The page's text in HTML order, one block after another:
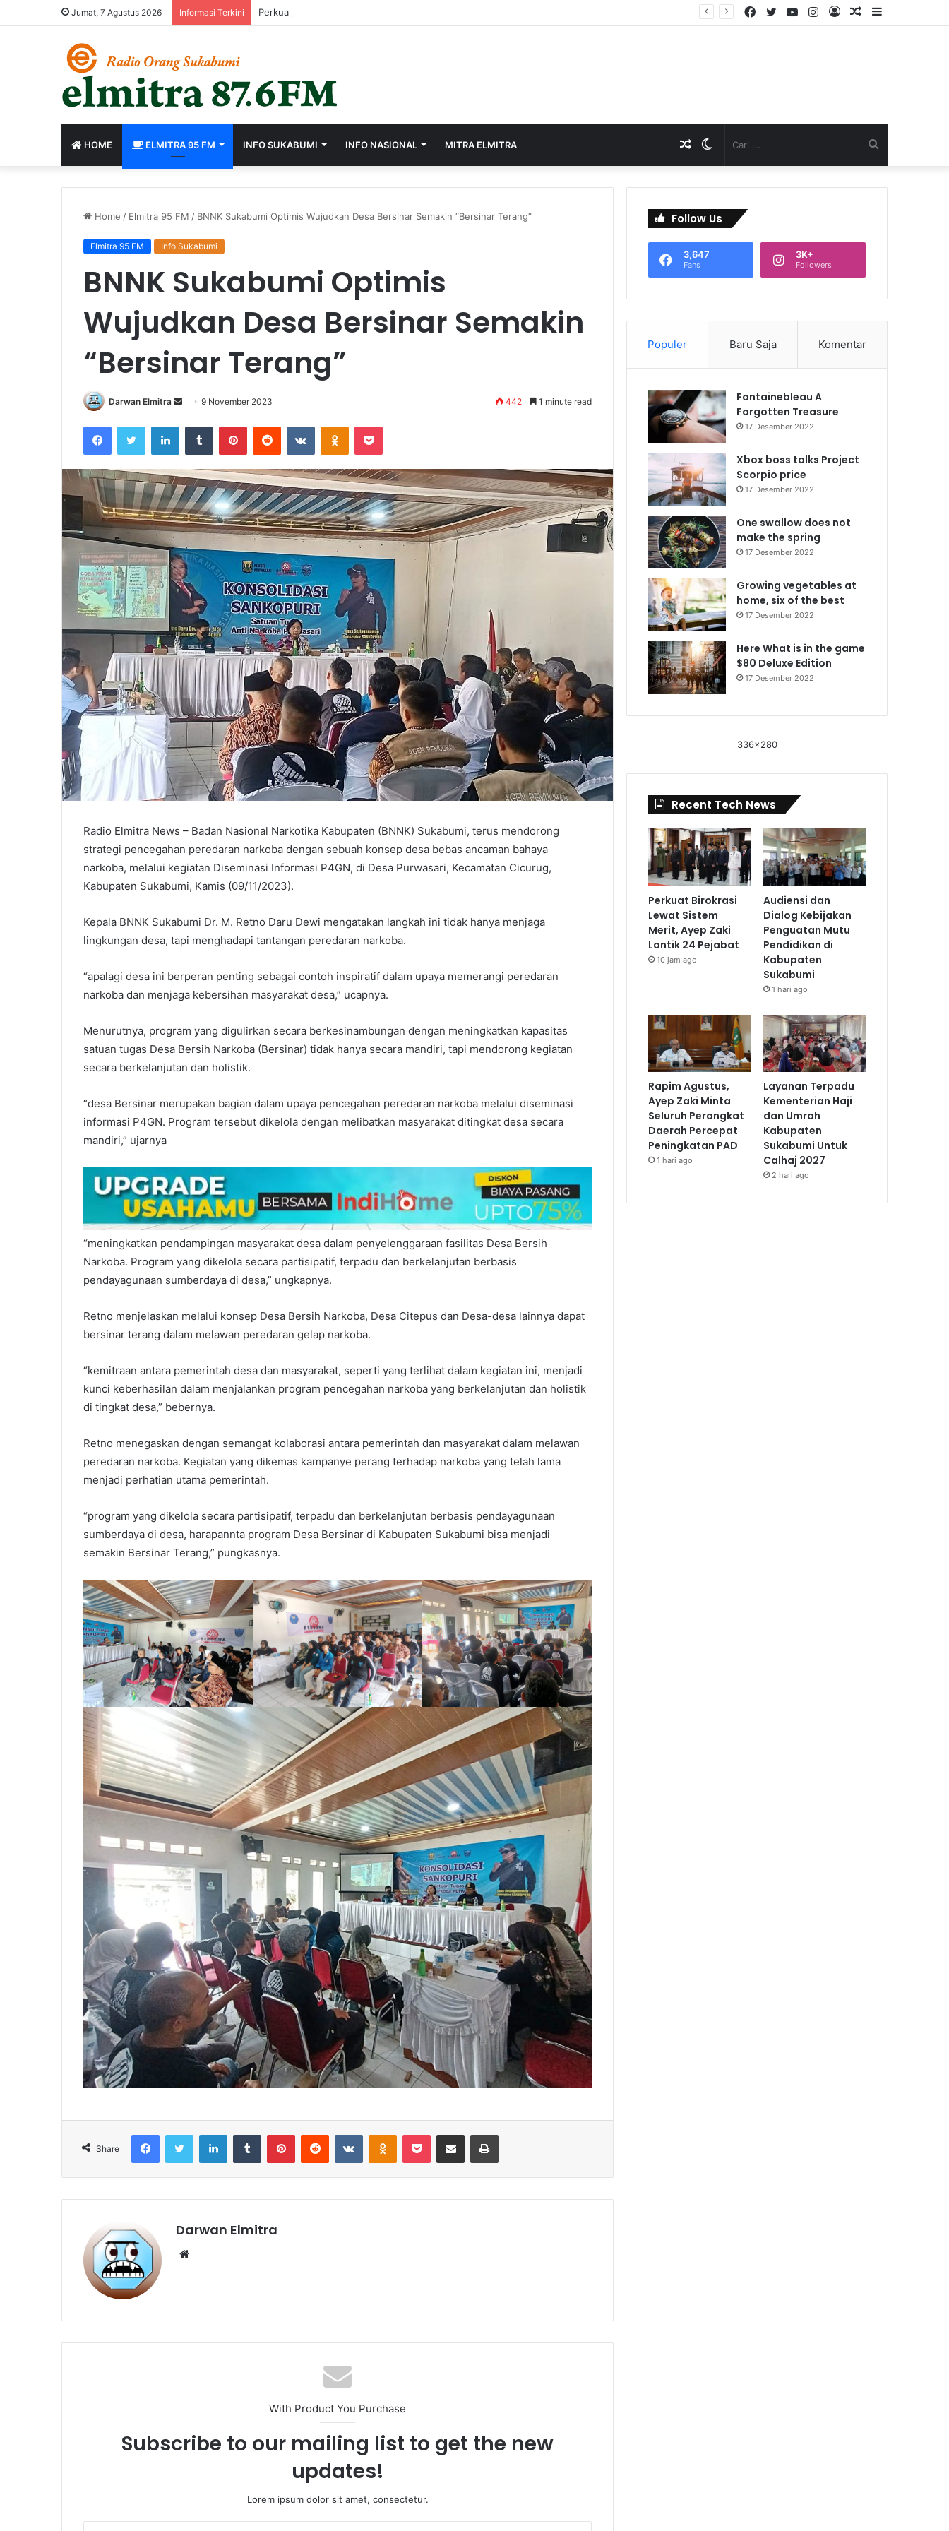
Jumat, 7 Agustus 2026 Informasi Terkini Perkuat Birokrasi Lewat Sistem Merit, Ayep Zaki Lantik 24 Pejabat Sidebar
Artikel
Log
Instagram
YouTube
Twitter
Facebook
HOME ELMITRA 95 FM INFO SUKABUMI INFO NASIONAL MITRA ELMITRA
...
Switch
skin
Artikel
Acak
Home / Elmitra 95 FM / BNNK Sukabumi Optimis Wujudkan Desa Bersinar Semakin “Bersinar Terang”
Elmitra 95 FM Info Sukabumi
BNNK Sukabumi Optimis
Wujudkan Desa Bersinar Semakin
“Bersinar Terang”
Darwan Elmitra
Send
email
9 November 2023 442 1 minute read
FacebookTwitter LinkedInTumblr PinterestReddit VKontakteOdnoklassniki
Pocket
Radio Elmitra News – Badan Nasional Narkotika Kabupaten (BNNK) Sukabumi, terus mendorong
strategi pencegahan peredaran narkoba dengan sebuah konsep desa bebas ancaman bahaya
narkoba, melalui kegiatan Diseminasi Informasi P4GN, di Desa Purwasari, Kecamatan Cicurug,
Kabupaten Sukabumi, Kamis (09/11/2023).
Kepala BNNK Sukabumi Dr. M. Retno Daru Dewi mengatakan langkah ini tidak hanya menjaga
lingkungan desa, tapi menghadapi tantangan peredaran narkoba.
“apalagi desa ini berperan penting sebagai contoh inspiratif dalam upaya memerangi peredaran
narkoba dan menjaga kebersihan masyarakat desa,” ucapnya.
Menurutnya, program yang digulirkan secara berkesinambungan dengan meningkatkan kapasitas
satuan tugas Desa Bersih Narkoba (Bersinar) tidak hanya secara mandiri, tapi mendorong kegiatan
secara berkelanjutan dan holistik.
“desa Bersinar merupakan bagian dalam upaya pencegahan peredaran narkoba melalui diseminasi
informasi P4GN. Program tersebut dikelola dengan melibatkan masyarakat ditingkat desa secara
mandiri,” ujarnya
“meningkatkan pendampingan masyarakat desa dalam penyelenggaraan fasilitas Desa Bersih
Narkoba. Program yang dikelola secara partisipatif, terpadu dan berkelanjutan berbasis
pendayagunaan sumberdaya di desa,” ungkapnya.
Retno menjelaskan melalui konsep Desa Bersih Narkoba, Desa Citepus dan Desa-desa lainnya dapat
bersinar terang dalam melawan peredaran gelap narkoba.
“kemitraan antara pemerintah desa dan masyarakat, seperti yang terlihat dalam kegiatan ini, menjadi
kunci keberhasilan dalam menjalankan program pencegahan narkoba yang berkelanjutan dan holistik
di tingkat desa,” bebernya.
Retno menegaskan dengan semangat kolaborasi antara pemerintah dan masyarakat dalam melawan
peredaran narkoba. Kegiatan yang dikemas kampanye perang terhadap narkoba yang telah lama
menjadi perhatian utama pemerintah.
“program yang dikelola secara partisipatif, terpadu dan berkelanjutan berbasis pendayagunaan
sumberdaya di desa, harapannta program Desa Bersinar di Kabupaten Sukabumi bisa menjadi
semakin Bersinar Terang,” pungkasnya.
Share
FacebookTwitter LinkedInTumblr PinterestReddit VKontakteOdnoklassniki
Pocket Share via Email Print
Darwan Elmitra
Website
With Product You Purchase
Subscribe to our mailing list to get the new
updates!
Lorem ipsum dolor sit amet, consectetur.
Follow Us
3,647
Fans
3K+
Followers
Populer Baru Saja Komentar
Fontainebleau A
Forgotten Treasure
17 Desember 2022
Xbox boss talks Project
Scorpio price
17 Desember 2022
One swallow does not
make the spring
17 Desember 2022
Growing vegetables at
home, six of the best
17 Desember 2022
Here What is in the game
$80 Deluxe Edition
17 Desember 2022
336x280
Recent Tech News
Perkuat Birokrasi
Lewat Sistem
Merit, Ayep Zaki
Lantik 24 Pejabat
10 jam ago
Audiensi dan
Dialog Kebijakan
Penguatan Mutu
Pendidikan di
Kabupaten
Sukabumi
1 hari ago
Rapim Agustus,
Ayep Zaki Minta
Seluruh Perangkat
Daerah Percepat
Peningkatan PAD
1 hari ago
Layanan Terpadu
Kementerian Haji
dan Umrah
Kabupaten
Sukabumi Untuk
Calhaj 2027
2 hari ago